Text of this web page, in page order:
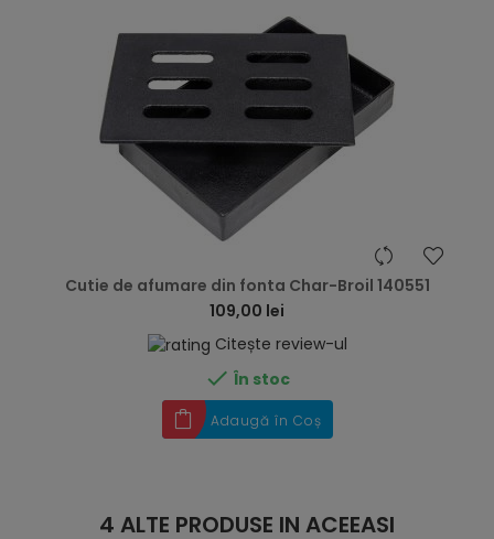
Cutie de afumare din fonta Char-Broil 140551
109,00 lei
Citește review-ul
 În stoc
Adaugă în Coș
4 ALTE PRODUSE IN ACEEASI